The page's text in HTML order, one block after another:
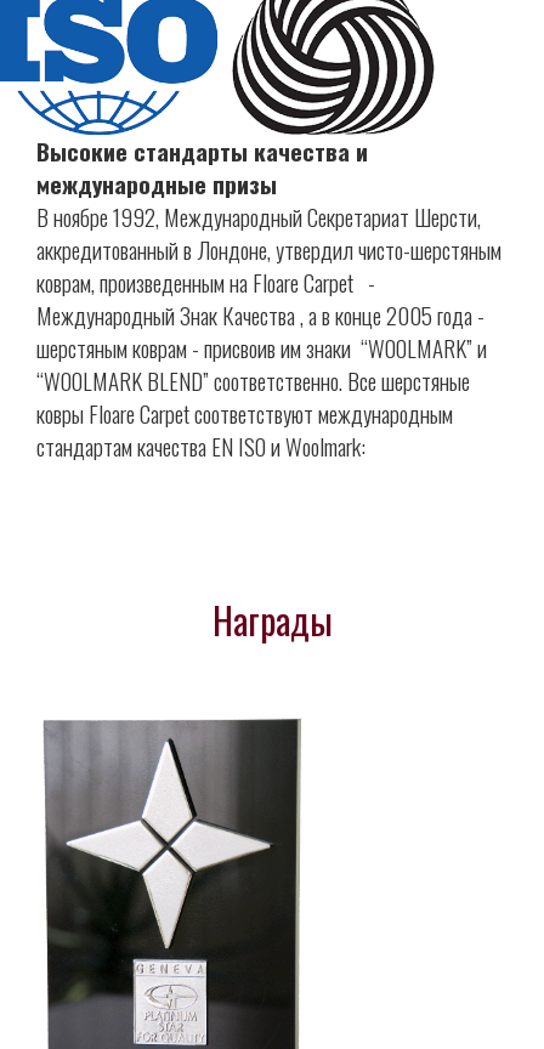
Контакты
Высокие стандарты качества и
международные призы
В ноябре 1992, Международный Секретариат Шерсти,
аккредитованный в Лондоне, утвердил чисто-шерстяным
коврам, произведенным на Floare Carpet -
Международный Знак Качества , а в конце 2005 года -
шерстяным коврам - присвоив им знаки “WOOLMARK” и
“WOOLMARK BLEND” соответственно. Все шерстяные
ковры Floare Carpet соответствуют международным
стандартам качества EN ISO и Woolmark:
Награды